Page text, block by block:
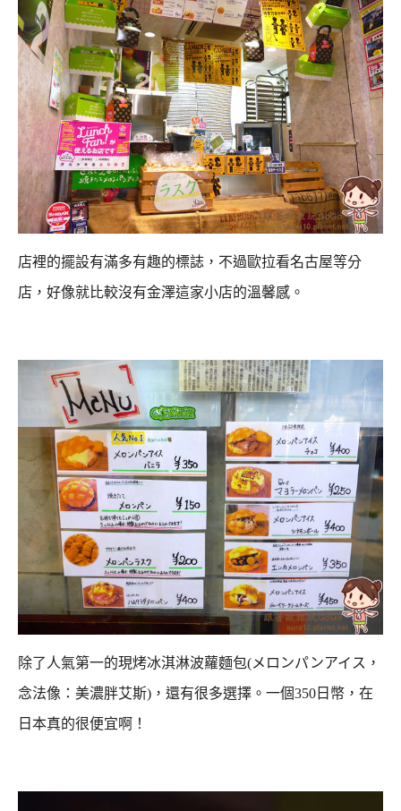
店裡的擺設有滿多有趣的標誌，不過歐拉看名古屋等分
店，好像就比較沒有金澤這家小店的溫馨感。
除了人氣第一的現烤冰淇淋波蘿麵包(メロンパンアイス，
念法像：美濃胖艾斯)，還有很多選擇。 一個350日幣，在
日本真的很便宜啊！